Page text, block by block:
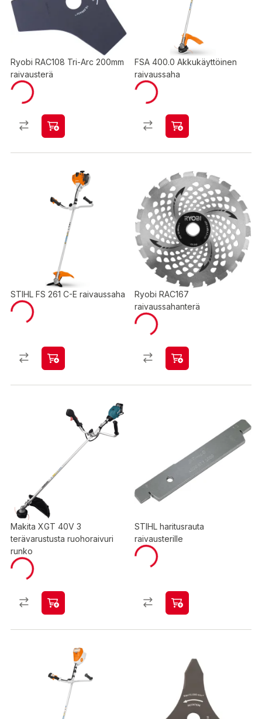
Ryobi RAC108 Tri-Arc 200mm
raivausterä
FSA 400.0 Akkukäyttöinen
raivaussaha
STIHL FS 261 C-E raivaussaha
Ryobi RAC167
raivaussahanterä
Makita XGT 40V 3
terävarustusta ruohoraivuri
runko
STIHL haritusrauta
raivausterille